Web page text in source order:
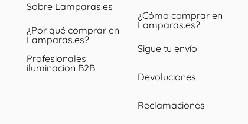
Sobre Lamparas.es
¿Por qué comprar en
Lamparas.es?
Profesionales
iluminacion B2B
¿Cómo comprar en
Lamparas.es?
Sigue tu envío
Devoluciones
Reclamaciones